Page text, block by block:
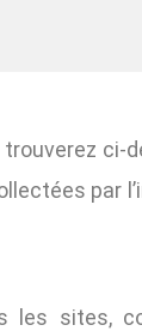
ci-
par
les sites,